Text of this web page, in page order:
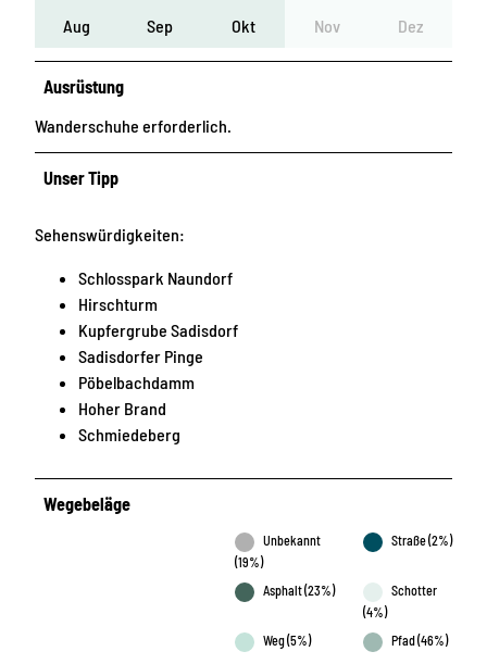
Aug Sep Okt Nov Dez
Ausrüstung
Wanderschuhe erforderlich.
Unser Tipp
Sehenswürdigkeiten:
Schlosspark Naundorf
Hirschturm
Kupfergrube Sadisdorf
Sadisdorfer Pinge
Pöbelbachdamm
Hoher Brand
Schmiedeberg
Wegebeläge
Unbekannt
(19%)
Straße (2%)
Asphalt (23%)
Schotter
(4%)
Weg (5%)
Pfad (46%)